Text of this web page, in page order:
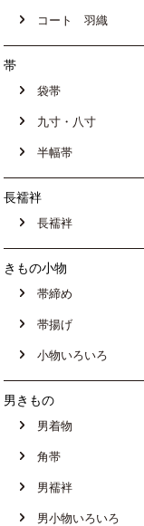
コート 羽織
帯
袋帯
九寸・八寸
半幅帯
長襦袢
長襦袢
きもの小物
帯締め
帯揚げ
小物いろいろ
男きもの
男着物
角帯
男襦袢
男小物いろいろ